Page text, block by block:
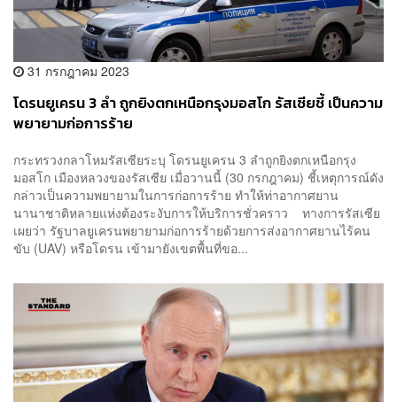
31 กรกฎาคม 2023
โดรนยูเครน 3 ลำ ถูกยิงตกเหนือกรุงมอสโก รัสเซียชี้ เป็นความ
พยายามก่อการร้าย
กระทรวงกลาโหมรัสเซียระบุ โดรนยูเครน 3 ลำถูกยิงตกเหนือกรุง
มอสโก เมืองหลวงของรัสเซีย เมื่อวานนี้ (30 กรกฎาคม) ชี้เหตุการณ์ดัง
กล่าวเป็นความพยายามในการก่อการร้าย ทำให้ท่าอากาศยาน
นานาชาติหลายแห่งต้องระงับการให้บริการชั่วคราว ทางการรัสเซีย
เผยว่า รัฐบาลยูเครนพยายามก่อการร้ายด้วยการส่งอากาศยานไร้คน
ขับ (UAV) หรือโดรน เข้ามายังเขตพื้นที่ขอ...